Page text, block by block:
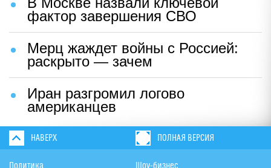
фактор завершения СВО
Мерц жаждет войны с Россией:
раскрыто — зачем
Иран разгромил логово
американцев
НАВЕРХ ПОЛНАЯ ВЕРСИЯ